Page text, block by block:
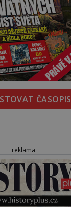
ČASOPIS
reklama